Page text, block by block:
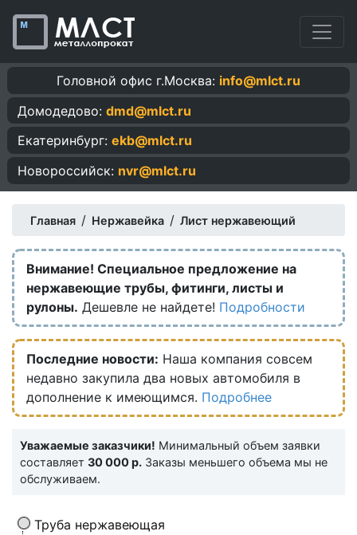
Головной офис г.Москва: info@mlct.ru
Домодедово: dmd@mlct.ru
Екатеринбург: ekb@mlct.ru
Новороссийск: nvr@mlct.ru
Главная / Нержавейка / Лист нержавеющий
Внимание! Специальное предложение на
нержавеющие трубы, фитинги, листы и
рулоны. Дешевле не найдете! Подробности
Последние новости: Наша компания совсем
недавно закупила два новых автомобиля в
дополнение к имеющимся. Подробнее
Уважаемые заказчики! Минимальный объем заявки
составляет 30 000 р. Заказы меньшего объема мы не
обслуживаем.
Труба нержавеющая